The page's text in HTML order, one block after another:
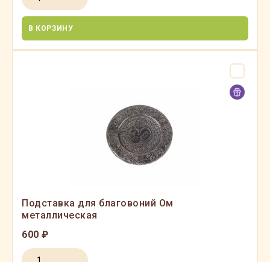
В КОРЗИНУ
Подставка для благовоний Ом
металлическая
600 ₽